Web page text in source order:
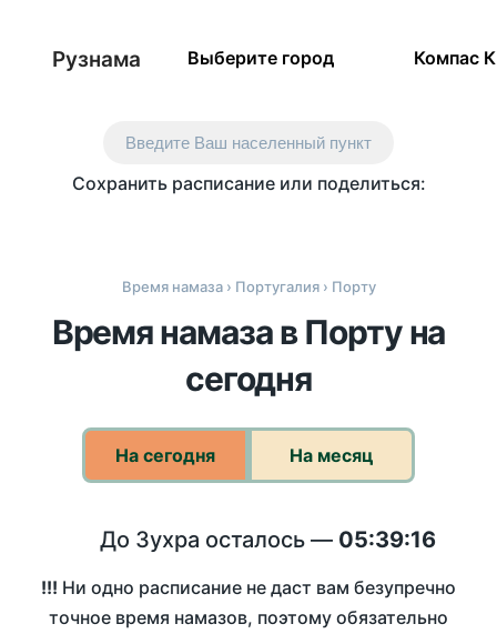
Рузнама Выберите город Компас
Введите Ваш населенный пункт
Сохранить расписание или поделиться:
Время намаза› Португалия› Порту
Время намаза в Порту на
сегодня
На сегодня На месяц
До Зухра осталось — 05:39:16
!!! Ни одно расписание не даст вам безупречно
точное время намазов, поэтому обязательно